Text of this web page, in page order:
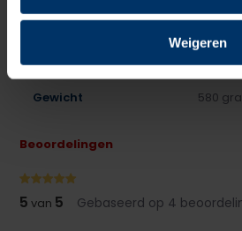
Weigeren
Overige specificaties
Gewicht 580
Beoordelingen
5 van 5 Gebaseerd op 4